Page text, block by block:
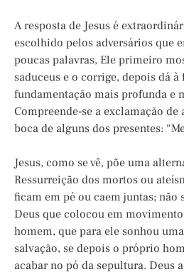
A resposta de Jesus é
escolhido pelos adversários que
poucas palavras, Ele primeiro
saduceus e o corrige, depois dá à
fundamentação mais profunda e
Compreende-se a exclamação
boca de alguns dos presentes:
Jesus, como se vê, põe uma
Ressurreição dos mortos ou
ficam em pé ou caem juntas; não
Deus que colocou em
homem, que para ele sonhou
salvação, se depois o próprio
acabar no pó da sepultura. Deus